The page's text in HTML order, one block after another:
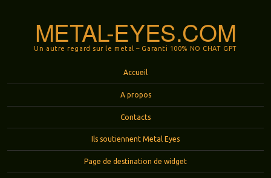
METAL-EYES.COM
Un autre regard sur le metal – Garanti 100% NO CHAT GPT
Accueil
A propos
Contacts
Ils soutiennent Metal Eyes
Page de destination de widget